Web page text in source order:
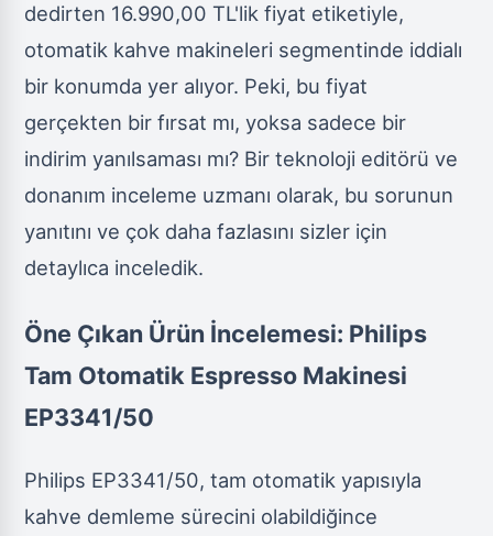
dedirten 16.990,00 TL'lik fiyat etiketiyle,
otomatik kahve makineleri segmentinde iddialı
bir konumda yer alıyor. Peki, bu fiyat
gerçekten bir fırsat mı, yoksa sadece bir
indirim yanılsaması mı? Bir teknoloji editörü ve
donanım inceleme uzmanı olarak, bu sorunun
yanıtını ve çok daha fazlasını sizler için
detaylıca inceledik.
Öne Çıkan Ürün İncelemesi: Philips
Tam Otomatik Espresso Makinesi
EP3341/50
Philips EP3341/50, tam otomatik yapısıyla
kahve demleme sürecini olabildiğince